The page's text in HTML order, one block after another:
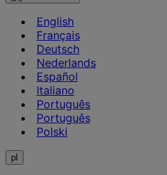
English
Français
Deutsch
Nederlands
Español
Italiano
Português
Português
Polski
pl